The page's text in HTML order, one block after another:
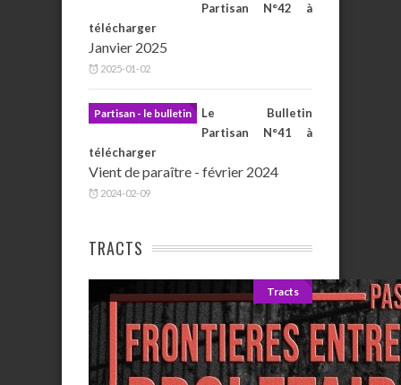
Partisan N°42 à
télécharger
Janvier 2025
2025-01-02
Partisan - le bulletin
Le Bulletin
Partisan N°41 à
télécharger
Vient de paraître - février 2024
2024-02-09
TRACTS
Tracts